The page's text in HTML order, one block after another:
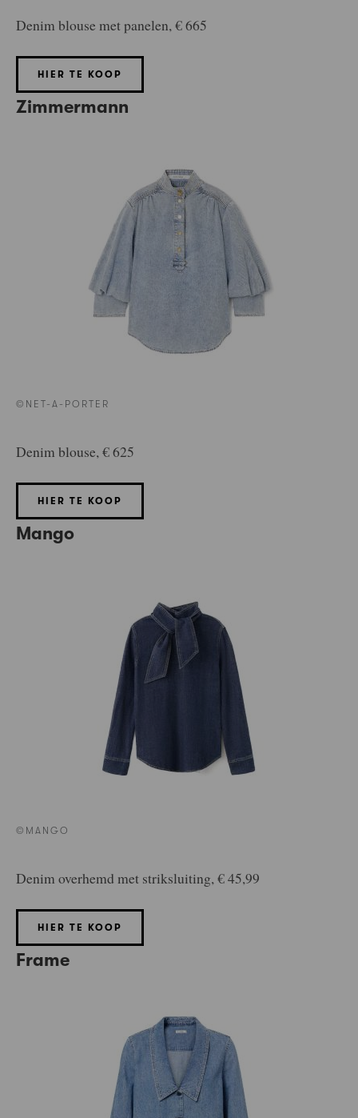
Denim blouse met panelen, € 665
HIER TE KOOP
Zimmermann
©NET-A-PORTER
Denim blouse, € 625
HIER TE KOOP
Mango
©MANGO
Denim overhemd met striksluiting, € 45,99
HIER TE KOOP
Frame